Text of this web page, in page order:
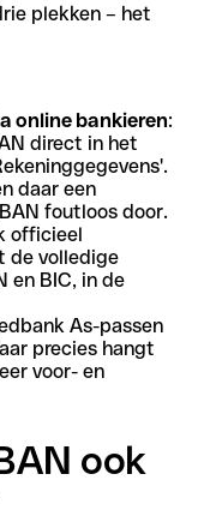
plekken – het
online bankieren:
direct in het
daar een
foutloos door.
officieel
de volledige
en BIC, in de
As-passen
precies hangt
voor- en
ook